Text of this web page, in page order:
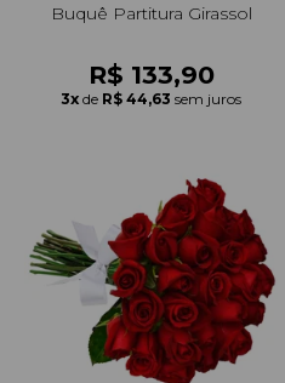
Buquê Partitura Girassol
R$ 133,90
3x de R$ 44,63 sem juros